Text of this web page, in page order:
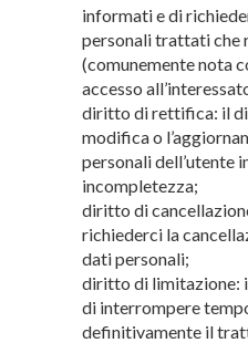
informati e di
personali trattati che
(comunemente nota
accesso
diritto di rettifica: il
modifica o
personali dell’utente
incompletezza;
diritto di
richiederci la
dati personali;
diritto di limitazione:
di interrompere
definitivamente il